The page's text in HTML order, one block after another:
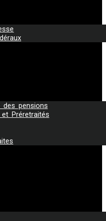
des pensions
Préretraités